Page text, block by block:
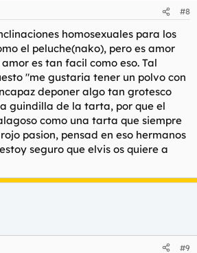
#8
homosexuales para los
el peluche(nako), pero es amor
es tan facil como eso. Tal
"me gustaria tener un polvo con
deponer algo tan grotesco
guindilla de la tarta, por que el
como una tarta que siempre
pasion, pensad en eso hermanos
seguro que elvis os quiere a
#9